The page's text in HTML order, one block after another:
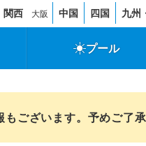
関西 大阪 中国 四国 九州
プール
ございます。予めご了承